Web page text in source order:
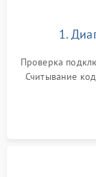
1.
Проверка
Считывание
выявления